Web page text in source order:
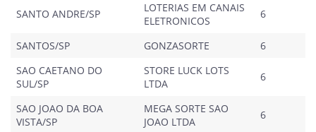
SANTO ANDRE/SP
LOTERIAS EM CANAIS
ELETRONICOS
6
SANTOS/SP GONZASORTE
6
SAO CAETANO DO
SUL/SP
STORE LUCK LOTS
LTDA
6
SAO JOAO DA BOA
VISTA/SP
MEGA SORTE SAO
JOAO LTDA
6